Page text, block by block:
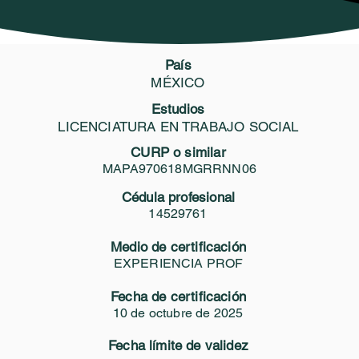
Biblioteca
CMCFCE251032
Ana Karent Martínez
Compartir
Área de certificación profesional
País
MÉXICO
Estudios
LICENCIATURA EN TRABAJO SOCIAL
CURP o similar
MAPA970618MGRRNN06
Cédula profesional
14529761
Medio de certificación
EXPERIENCIA PROF
Fecha de certificación
10 de octubre de 2025
Fecha límite de validez